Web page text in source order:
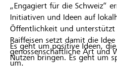
„Engagiert für die Schweiz“
Initiativen und Ideen auf
Öffentlichkeit und unterstützt
Raiffeisen setzt damit die
genossenschaftliche Art und
um.
Es geht um positive Ideen,
Nutzen bringen. Es geht um